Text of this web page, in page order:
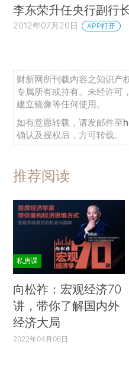
李东荣升任央行副行
2012年07月20日 APP打开
财新网所刊载内容之知识产
专属所有或持有。未经许可
建立镜像等任何使用。
如有意愿转载，请发邮件至
确认及授权后，方可转载。
推荐阅读
私房课
向松祚：宏观经济70
讲，带你了解国内外
经济大局
2022年04月06日